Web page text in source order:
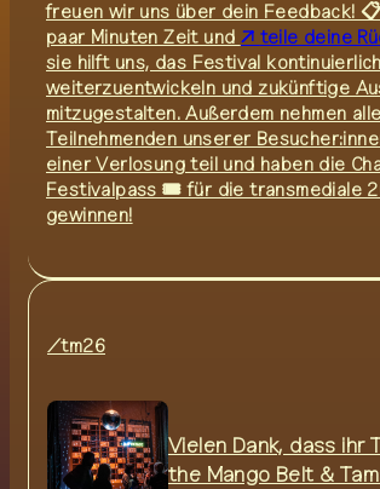
freuen wir uns über dein Feedback!
paar Minuten Zeit und
teile deine
sie hilft uns, das Festival kontinuierlich
weiterzuentwickeln und zukünftige
mitzugestalten. Außerdem nehmen alle
Teilnehmenden unserer
einer Verlosung teil und haben die
Festivalpass 🎟️ für die transmediale
gewinnen!
/tm26
Vielen Dank, dass ihr
the Mango Belt &